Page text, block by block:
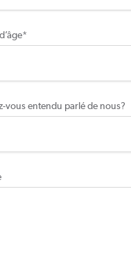
*
vous entendu parlé de nous?